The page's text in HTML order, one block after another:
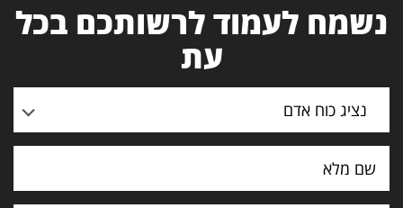
נשמח לעמוד לרשותכם בכל
עת
נציג כוח אדם